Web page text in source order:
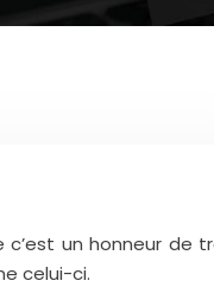
un honneur de
celui-ci.